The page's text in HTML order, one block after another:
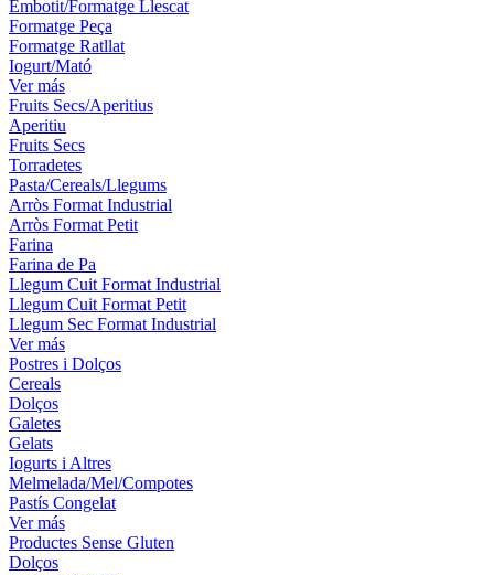
Embotit/Formatge Llescat
Formatge Peça
Formatge Ratllat
Iogurt/Mató
Ver más
Fruits Secs/Aperitius
Aperitiu
Fruits Secs
Torradetes
Pasta/Cereals/Llegums
Arròs Format Industrial
Arròs Format Petit
Farina
Farina de Pa
Llegum Cuit Format Industrial
Llegum Cuit Format Petit
Llegum Sec Format Industrial
Ver más
Postres i Dolços
Cereals
Dolços
Galetes
Gelats
Iogurts i Altres
Melmelada/Mel/Compotes
Pastís Congelat
Ver más
Productes Sense Gluten
Dolços